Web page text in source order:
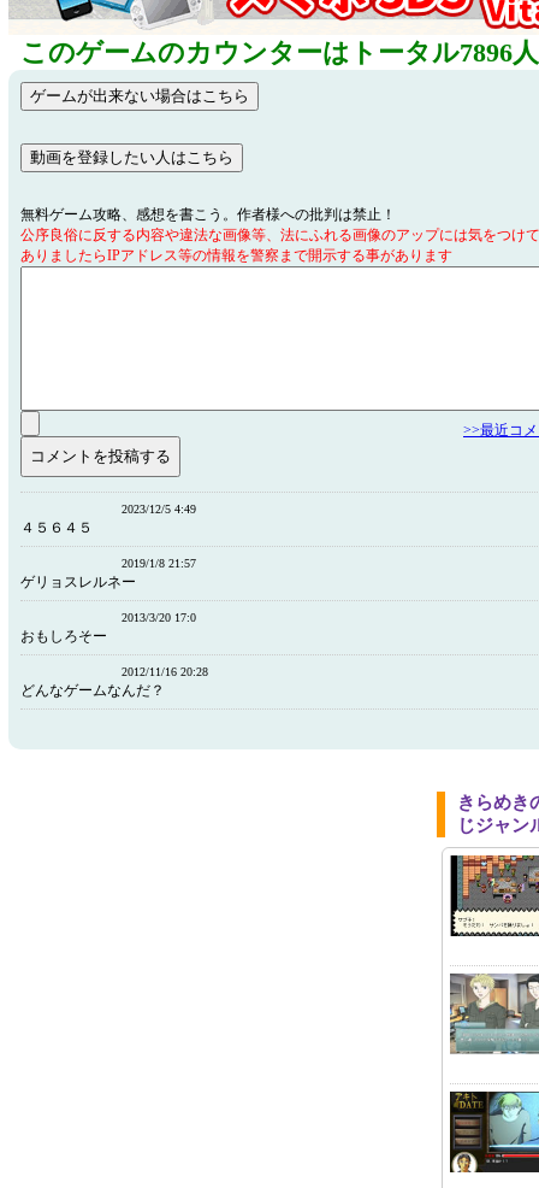
このゲームのカウンターはトータル7896
無料ゲーム攻略、感想を書こう。作者様への批判は禁止！
公序良俗に反する内容や違法な画像等、法にふれる画像のアップには気をつけ
ありましたらIPアドレス等の情報を警察まで開示する事があります
>>最近コ
2023/12/5 4:49
４５６４５
2019/1/8 21:57
ゲリョスレルネー
2013/3/20 17:0
おもしろそー
2012/11/16 20:28
どんなゲームなんだ？
きらめき
じジャン